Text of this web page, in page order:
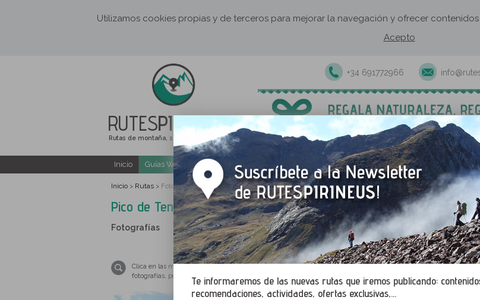
Utilizamos cookies propias y de terceros para mejorar la navegación y ofrecer
Acepto
RUTESPIRINEUS
Rutas de montaña, senderismo y excursiones
+34 691772966
Te informaremos de las nuevas rutas que iremos publicando:
recomendaciones, actividades, ofertas exclusivas,...
Inicio Guías Web y PDF gratuitas Excursiones y actividades guiadas Rutas autoguiadas
Inicio > Rutas > Fotografías Pico de Tentes (2.322m) desde el collado de Tentes
Pico de Tentes (2.322m) desde el collado de Tentes
Fotografías
Clica en las miniaturas para ampliar las imágenes a tamaño pantalla completa. Para ver correctamente la galeria
fotografías, por favor, ten tu navegador web actualizado con una de sus últimas versiones.